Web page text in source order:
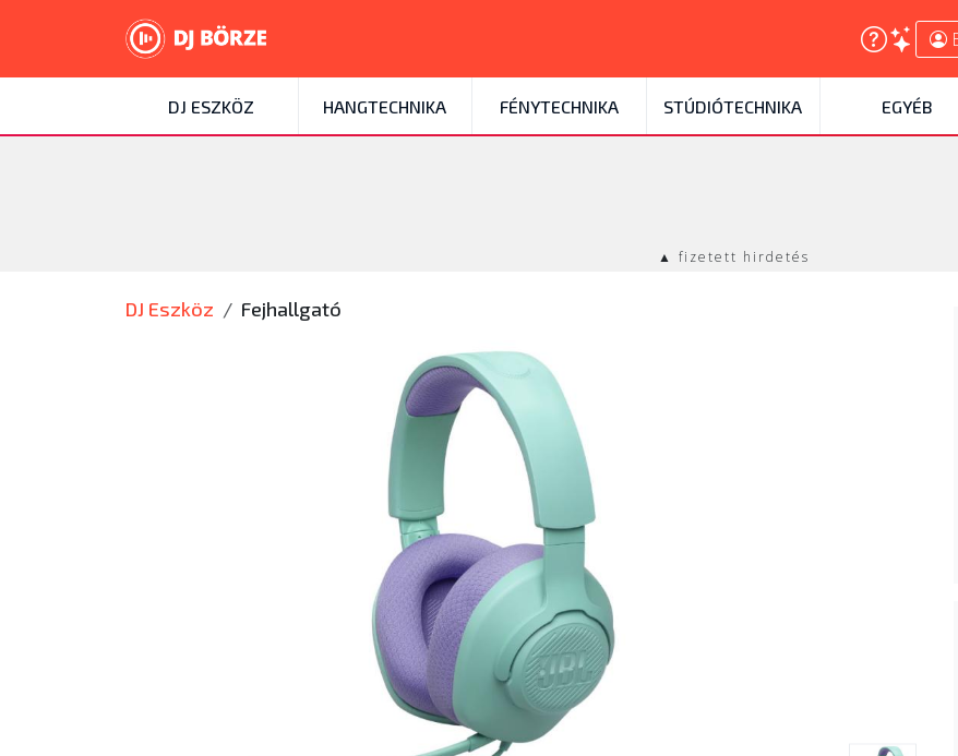
DJ ESZKÖZ HANGTECHNIKA FÉNYTECHNIKA STÚDIÓTECHNIKA EGYÉB
▲ fizetett hirdetés
DJ Eszköz Fejhallgató